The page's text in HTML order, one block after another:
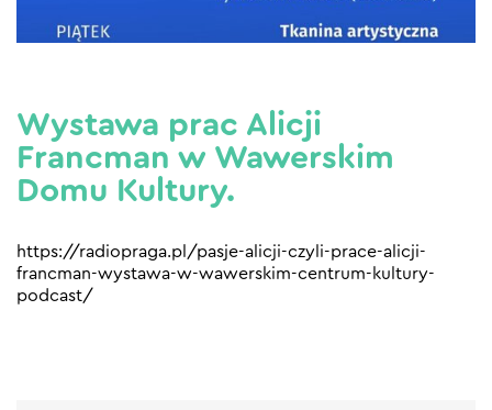
Wystawa prac Alicji
Francman w Wawerskim
Domu Kultury.
https://radiopraga.pl/pasje-alicji-czyli-prace-alicji-
francman-wystawa-w-wawerskim-centrum-kultury-
podcast/